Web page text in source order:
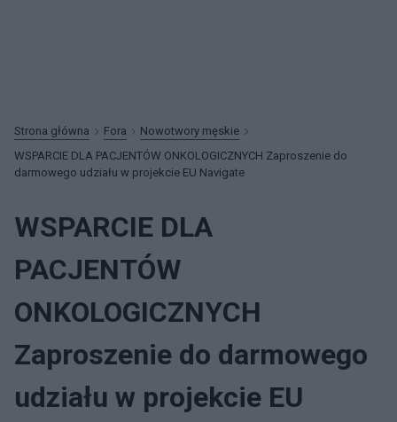
Strona główna Fora
Nowotwory męskie
WSPARCIE DLA PACJENTÓW ONKOLOGICZNYCH Zaproszenie do
darmowego udziału w projekcie EU Navigate
WSPARCIE DLA
PACJENTÓW
ONKOLOGICZNYCH
Zaproszenie do darmowego
udziału w projekcie EU